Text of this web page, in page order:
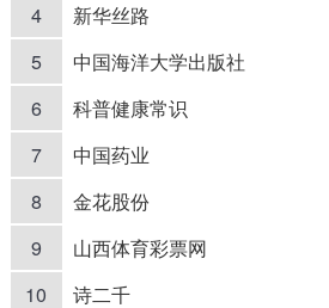
4
新华丝路
5
中国海洋大学出版社
6
科普健康常识
7
中国药业
8
金花股份
9
山西体育彩票网
10
诗二千